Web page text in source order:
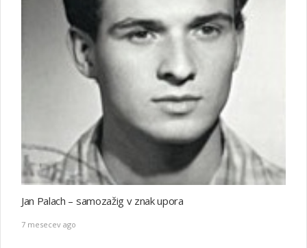
Jan Palach – samozažig v znak upora
7 mesecev ago